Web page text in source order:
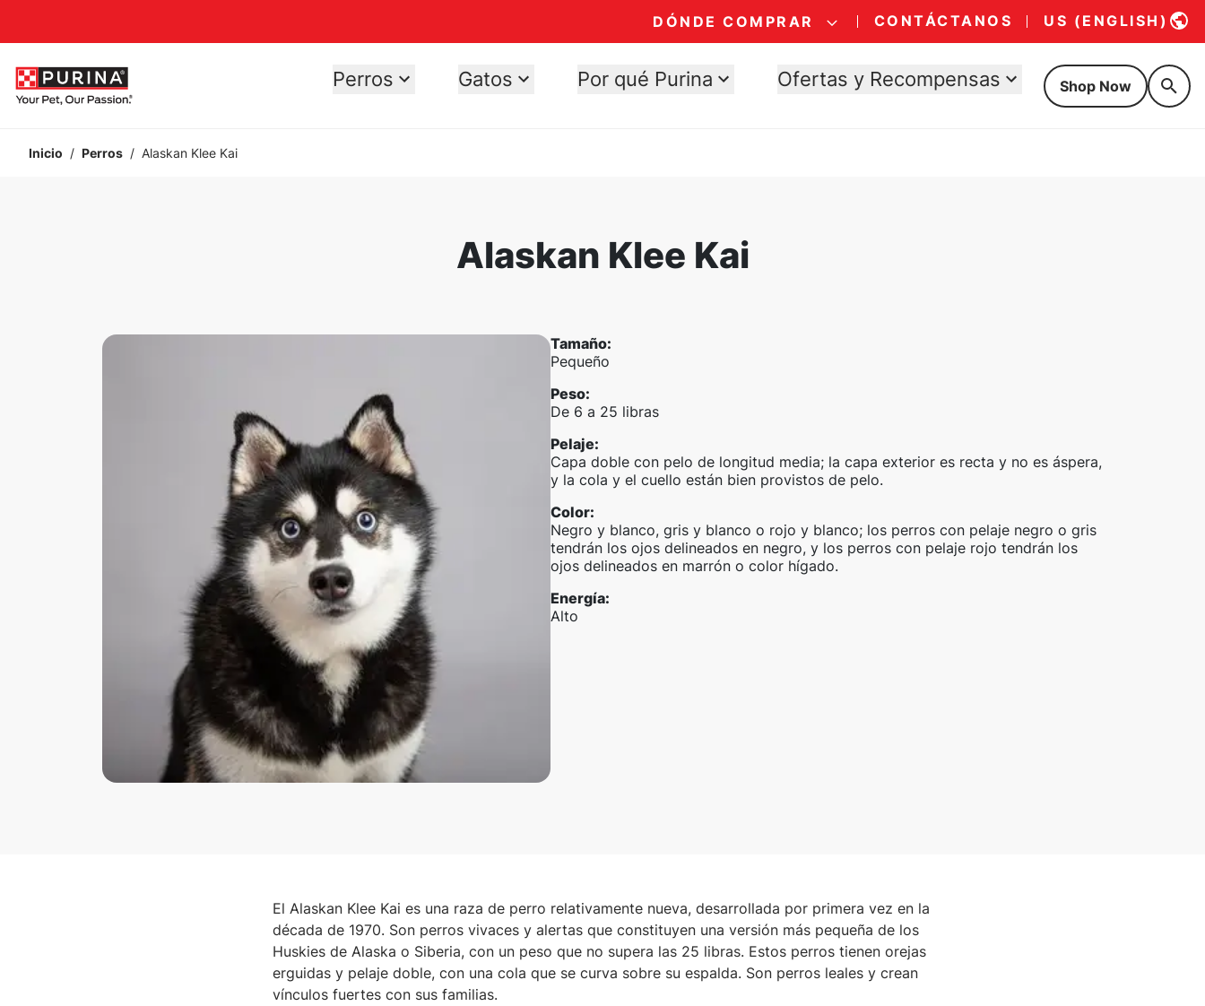
DÓNDE COMPRAR CONTÁCTANOS US (ENGLISH)
Perros Gatos Por qué Purina Ofertas y Recompensas Shop Now
Inicio / Perros / Alaskan Klee Kai
Alaskan Klee Kai
Tamaño:
Pequeño
Peso:
De 6 a 25 libras
Pelaje:
Capa doble con pelo de longitud media; la capa exterior es recta y no es áspera,
y la cola y el cuello están bien provistos de pelo.
Color:
Negro y blanco, gris y blanco o rojo y blanco; los perros con pelaje negro o gris
tendrán los ojos delineados en negro, y los perros con pelaje rojo tendrán los
ojos delineados en marrón o color hígado.
Energía:
Alto
El Alaskan Klee Kai es una raza de perro relativamente nueva, desarrollada por primera vez en la
década de 1970. Son perros vivaces y alertas que constituyen una versión más pequeña de los
Huskies de Alaska o Siberia, con un peso que no supera las 25 libras. Estos perros tienen orejas
erguidas y pelaje doble, con una cola que se curva sobre su espalda. Son perros leales y crean
vínculos fuertes con sus familias.